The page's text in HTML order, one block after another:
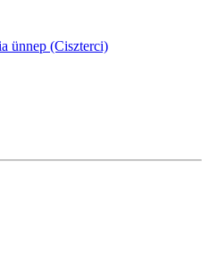
ünnep (Ciszterci)